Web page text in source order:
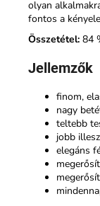
olyan
fontos a
Összetétel: 84
Jellemzők
finom,
nagy
teltebb
jobb
elegáns